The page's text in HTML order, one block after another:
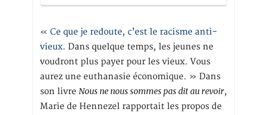
« Ce que je redoute, c’est le racisme anti-
vieux. Dans quelque temps, les jeunes ne
voudront plus payer pour les vieux. Vous
aurez une euthanasie économique. » Dans
son livre Nous ne nous sommes pas dit au revoir,
Marie de Hennezel rapportait les propos de